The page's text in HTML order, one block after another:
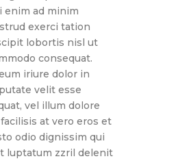
enim ad minim
exerci tation
lobortis nisl ut
consequat.
iriure dolor in
velit esse
vel illum dolore
at vero eros et
odio dignissim qui
luptatum zzril delenit